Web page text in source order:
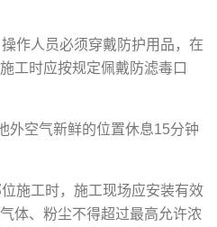
作人员必须穿戴防护用品，在
工时应按规定佩戴防滤毒口
外空气新鲜的位置休息15分钟
施工时，施工现场应安装有效
体、粉尘不得超过最高允许浓